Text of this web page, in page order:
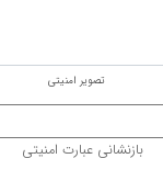
بازنشانی عبارت امنیتی